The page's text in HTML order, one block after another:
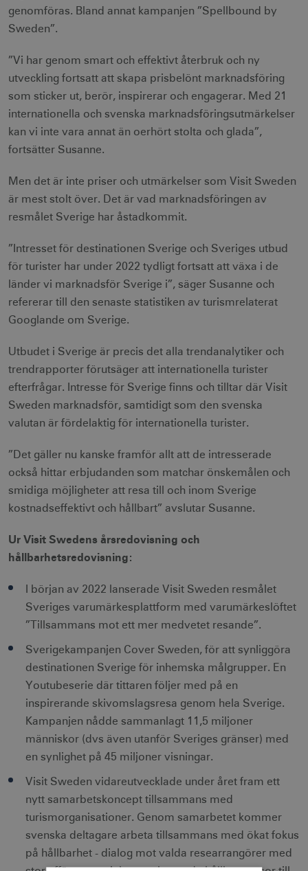
genomföras. Bland annat kampanjen ”Spellbound by
Sweden”.
”Vi har genom smart och effektivt återbruk och ny
utveckling fortsatt att skapa prisbelönt marknadsföring
som sticker ut, berör, inspirerar och engagerar. Med 21
internationella och svenska marknadsföringsutmärkelser
kan vi inte vara annat än oerhört stolta och glada”,
fortsätter Susanne.
Men det är inte priser och utmärkelser som Visit Sweden
är mest stolt över. Det är vad marknadsföringen av
resmålet Sverige har åstadkommit.
”Intresset för destinationen Sverige och Sveriges utbud
för turister har under 2022 tydligt fortsatt att växa i de
länder vi marknadsför Sverige i”, säger Susanne och
refererar till den senaste statistiken av turismrelaterat
Googlande om Sverige.
Utbudet i Sverige är precis det alla trendanalytiker och
trendrapporter förutsäger att internationella turister
efterfrågar. Intresse för Sverige finns och tilltar där Visit
Sweden marknadsför, samtidigt som den svenska
valutan är fördelaktig för internationella turister.
”Det gäller nu kanske framför allt att de intresserade
också hittar erbjudanden som matchar önskemålen och
smidiga möjligheter att resa till och inom Sverige
kostnadseffektivt och hållbart” avslutar Susanne.
Ur Visit Swedens årsredovisning och
hållbarhetsredovisning:
I början av 2022 lanserade Visit Sweden resmålet
Sveriges varumärkesplattform med varumärkeslöftet
”Tillsammans mot ett mer medvetet resande”.
Sverigekampanjen Cover Sweden, för att synliggöra
destinationen Sverige för inhemska målgrupper. En
Youtubeserie där tittaren följer med på en
inspirerande skivomslagsresa genom hela Sverige.
Kampanjen nådde sammanlagt 11,5 miljoner
människor (dvs även utanför Sveriges gränser) med
en synlighet på 45 miljoner visningar.
Visit Sweden vidareutvecklade under året fram ett
nytt samarbetskoncept tillsammans med
turismorganisationer. Genom samarbetet kommer
svenska deltagare arbeta tillsammans med ökat fokus
på hållbarhet - dialog mot valda researrangörer med